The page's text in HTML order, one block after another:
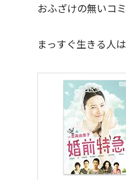
おふざけの無いコ
まっすぐ生きる人